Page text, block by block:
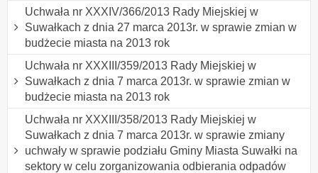
Uchwała nr XXXIV/366/2013 Rady Miejskiej w
Suwałkach z dnia 27 marca 2013r. w sprawie zmian w
budżecie miasta na 2013 rok
Uchwała nr XXXIII/359/2013 Rady Miejskiej w
Suwałkach z dnia 7 marca 2013r. w sprawie zmian w
budżecie miasta na 2013 rok
Uchwała nr XXXIII/358/2013 Rady Miejskiej w
Suwałkach z dnia 7 marca 2013r. w sprawie zmiany
uchwały w sprawie podziału Gminy Miasta Suwałki na
sektory w celu zorganizowania odbierania odpadów